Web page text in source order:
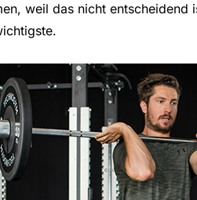
weil das nicht entscheidend